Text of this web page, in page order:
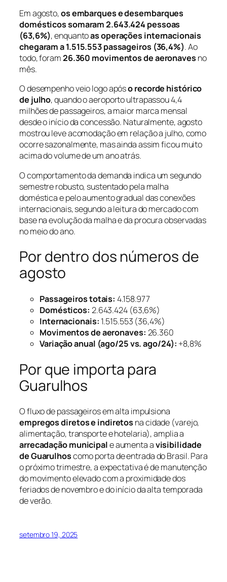
Em agosto,os embarques e desembarques
domésticos somaram 2.643.424 pessoas
(63,6%), enquantoas operações internacionais
chegaram a 1.515.553 passageiros (36,4%). Ao
todo, foram26.360 movimentos de aeronaves no
mês.
O desempenho veio logo apóso recorde histórico
de julho, quando o aeroporto ultrapassou 4,4
milhões de passageiros, a maior marca mensal
desde o início da concessão. Naturalmente, agosto
mostrou leve acomodação em relação a julho, como
ocorre sazonalmente, mas ainda assim ficou muito
acima do volume de um ano atrás.
O comportamento da demanda indica um segundo
semestre robusto, sustentado pela malha
doméstica e pelo aumento gradual das conexões
internacionais, segundo a leitura do mercado com
base na evolução da malha e da procura observadas
no meio do ano.
Por dentro dos números de
agosto
Passageiros totais: 4.158.977
Domésticos: 2.643.424 (63,6%)
Internacionais: 1.515.553 (36,4%)
Movimentos de aeronaves: 26.360
Variação anual (ago/25 vs. ago/24): +8,8%
Por que importa para
Guarulhos
O fluxo de passageiros em alta impulsiona
empregos diretos e indiretos na cidade (varejo,
alimentação, transporte e hotelaria), amplia a
arrecadação municipale aumenta avisibilidade
de Guarulhoscomo porta de entrada do Brasil. Para
o próximo trimestre, a expectativa é de manutenção
do movimento elevado com a proximidade dos
feriados de novembro e do início da alta temporada
de verão.
setembro 19, 2025